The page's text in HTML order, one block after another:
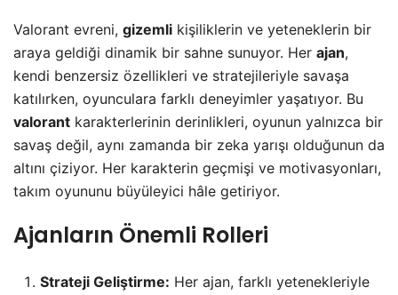
Valorant evreni, gizemli kişiliklerin ve yeteneklerin bir
araya geldiği dinamik bir sahne sunuyor. Her ajan,
kendi benzersiz özellikleri ve stratejileriyle savaşa
katılırken, oyunculara farklı deneyimler yaşatıyor. Bu
valorant karakterlerinin derinlikleri, oyunun yalnızca bir
savaş değil, aynı zamanda bir zeka yarışı olduğunun da
altını çiziyor. Her karakterin geçmişi ve motivasyonları,
takım oyununu büyüleyici hâle getiriyor.
Ajanların Önemli Rolleri
Strateji Geliştirme: Her ajan, farklı yetenekleriyle